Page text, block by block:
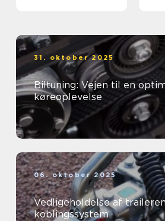
31. oktober 2025
Biltuning: Vejen til en
køreoplevelse
06. oktober 2025
Vedligeholdelse af
koblingssystem